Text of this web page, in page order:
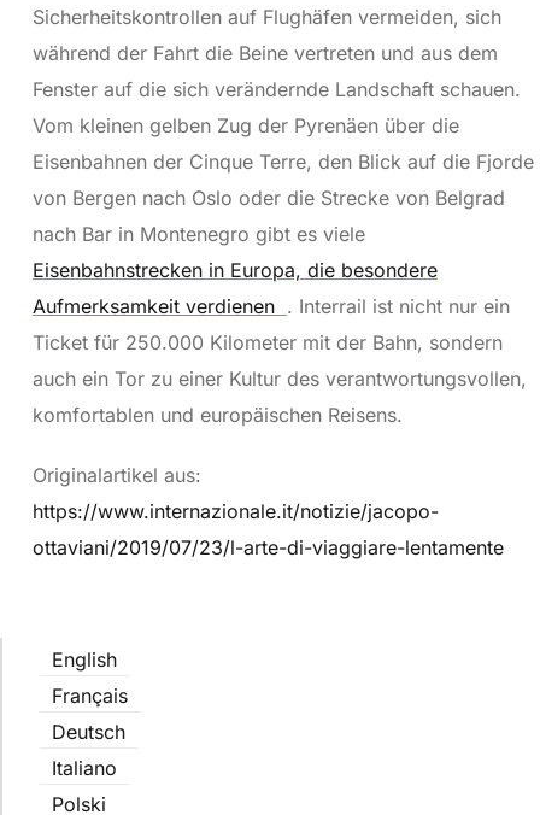
Sicherheitskontrollen auf Flughäfen vermeiden, sich
während der Fahrt die Beine vertreten und aus dem
Fenster auf die sich verändernde Landschaft schauen.
Vom kleinen gelben Zug der Pyrenäen über die
Eisenbahnen der Cinque Terre, den Blick auf die Fjorde
von Bergen nach Oslo oder die Strecke von Belgrad
nach Bar in Montenegro gibt es viele
Eisenbahnstrecken in Europa, die besondere
Aufmerksamkeit verdienen . Interrail ist nicht nur ein
Ticket für 250.000 Kilometer mit der Bahn, sondern
auch ein Tor zu einer Kultur des verantwortungsvollen,
komfortablen und europäischen Reisens.
Originalartikel aus:
https://www.internazionale.it/notizie/jacopo-
ottaviani/2019/07/23/l-arte-di-viaggiare-lentamente
English
Français
Deutsch
Italiano
Polski